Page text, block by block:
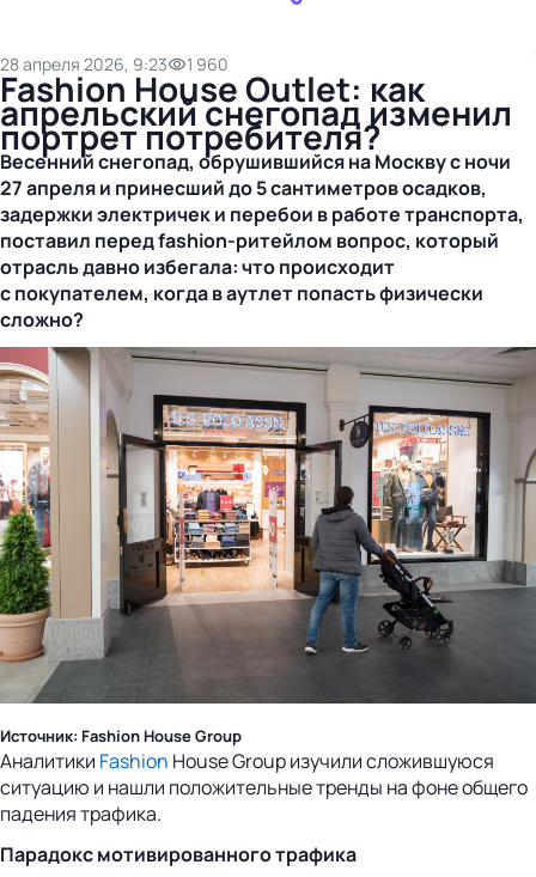
28 апреля 2026, 9:23 1 960
Fashion House Outlet: как
апрельский снегопад изменил
портрет потребителя?
Весенний снегопад, обрушившийся на Москву с ночи
27 апреля и принесший до 5 сантиметров осадков,
задержки электричек и перебои в работе транспорта,
поставил передfashion-ритейлом вопрос, который
отрасль давно избегала: что происходит
с покупателем, когда в аутлет попасть физически
сложно?
Источник: Fashion House Group
Аналитики Fashion House Group изучили сложившуюся
ситуацию и нашли положительные тренды на фоне общего
падения трафика.
Парадокс мотивированного трафика